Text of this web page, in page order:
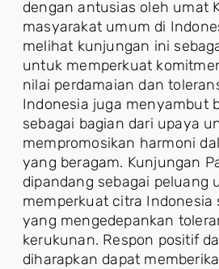
dengan antusias oleh umat
masyarakat umum di
melihat kunjungan ini
untuk memperkuat
nilai perdamaian dan
Indonesia juga menyambut
sebagai bagian dari upaya
mempromosikan harmoni
yang beragam. Kunjungan
dipandang sebagai peluang
memperkuat citra Indonesia
yang mengedepankan
kerukunan. Respon positif
diharapkan dapat